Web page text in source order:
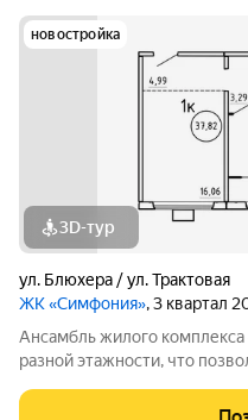
новостройка
3D-тур
ул. Блюхера / ул. Трактовая
ЖК «Симфония», 3 квартал
Ансамбль жилого
разной этажности, что
времени и предлагаем